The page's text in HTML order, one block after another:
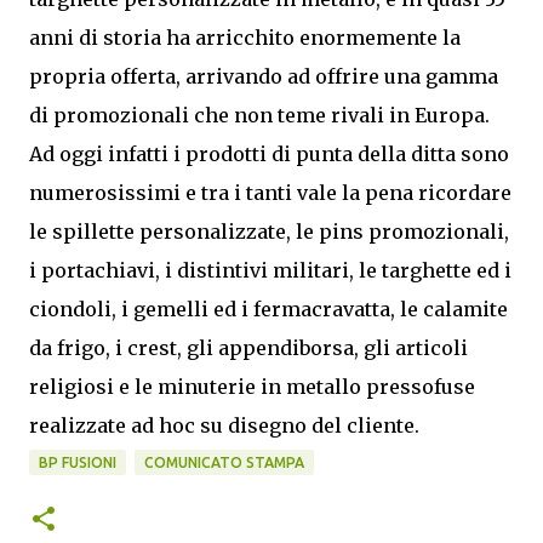
anni di storia ha arricchito enormemente la
propria offerta, arrivando ad offrire una gamma
di promozionali che non teme rivali in Europa.
Ad oggi infatti i prodotti di punta della ditta sono
numerosissimi e tra i tanti vale la pena ricordare
le spillette personalizzate, le pins promozionali,
i portachiavi, i distintivi militari, le targhette ed i
ciondoli, i gemelli ed i fermacravatta, le calamite
da frigo, i crest, gli appendiborsa, gli articoli
religiosi e le minuterie in metallo pressofuse
realizzate ad hoc su disegno del cliente.
BP FUSIONI COMUNICATO STAMPA